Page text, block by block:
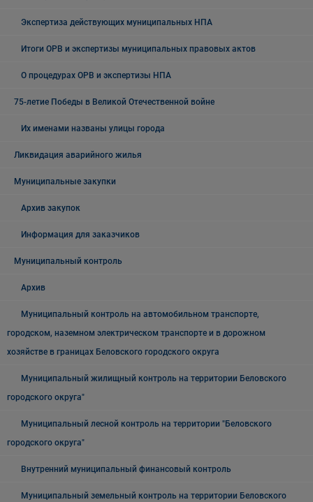
Экспертиза действующих муниципальных НПА
Итоги ОРВ и экспертизы муниципальных правовых актов
О процедурах ОРВ и экспертизы НПА
75-летие Победы в Великой Отечественной войне
Их именами названы улицы города
Ликвидация аварийного жилья
Муниципальные закупки
Архив закупок
Информация для заказчиков
Муниципальный контроль
Архив
Муниципальный контроль на автомобильном транспорте,
городском, наземном электрическом транспорте и в дорожном
хозяйстве в границах Беловского городского округа
Муниципальный жилищный контроль на территории Беловского
городского округа"
Муниципальный лесной контроль на территории "Беловского
городского округа"
Внутренний муниципальный финансовый контроль
Муниципальный земельный контроль на территории Беловского